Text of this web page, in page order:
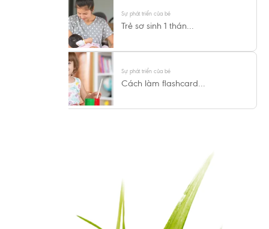
Sự phát triển của bé
Trẻ sơ sinh 1 thán...
Sự phát triển của bé
Cách làm flashcard...